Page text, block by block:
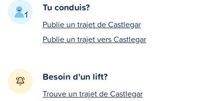
Tu conduis?
Publie un trajet de Castlegar
Publie un trajet vers Castlegar
Besoin d'un lift?
Trouve un trajet de Castlegar